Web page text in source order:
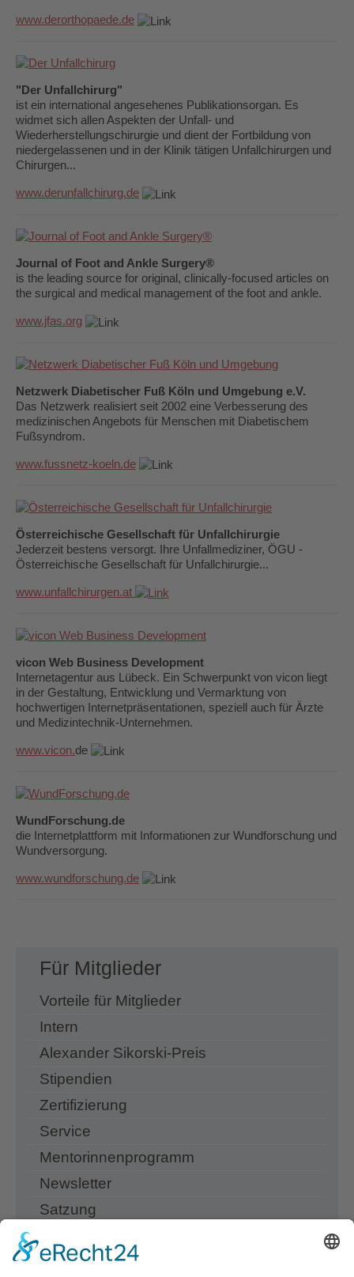
www.derorthopaede.de
"Der Unfallchirurg"
ist ein international angesehenes Publikationsorgan. Es
widmet sich allen Aspekten der Unfall- und
Wiederherstellungschirurgie und dient der Fortbildung von
niedergelassenen und in der Klinik tätigen Unfallchirurgen und
Chirurgen...
www.derunfallchirurg.de
Journal of Foot and Ankle Surgery®
is the leading source for original, clinically-focused articles on
the surgical and medical management of the foot and ankle.
www.jfas.org
Netzwerk Diabetischer Fuß Köln und Umgebung e.V.
Das Netzwerk realisiert seit 2002 eine Verbesserung des
medizinischen Angebots für Menschen mit Diabetischem
Fußsyndrom.
www.fussnetz-koeln.de
Österreichische Gesellschaft für Unfallchirurgie
Jederzeit bestens versorgt. Ihre Unfallmediziner, ÖGU -
Österreichische Gesellschaft für Unfallchirurgie...
www.unfallchirurgen.at
vicon Web Business Development
Internetagentur aus Lübeck. Ein Schwerpunkt von vicon liegt
in der Gestaltung, Entwicklung und Vermarktung von
hochwertigen Internetpräsentationen, speziell auch für Ärzte
und Medizintechnik-Unternehmen.
www.vicon.de
WundForschung.de
die Internetplattform mit Informationen zur Wundforschung und
Wundversorgung.
www.wundforschung.de
Für Mitglieder
Vorteile für Mitglieder
Intern
Alexander Sikorski-Preis
Stipendien
Zertifizierung
Service
Mentorinnenprogramm
Newsletter
Satzung
Links